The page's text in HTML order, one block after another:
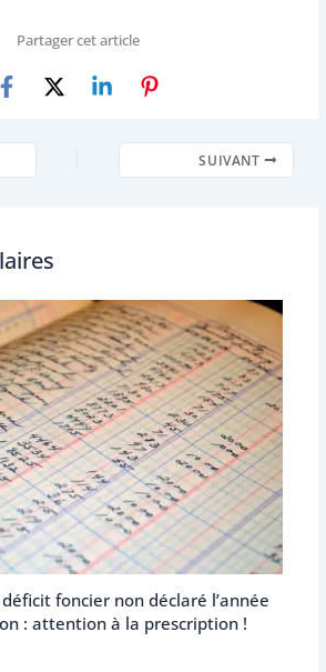
Partager cet article
SUIVANT
foncier non déclaré l’année
: attention à la prescription !